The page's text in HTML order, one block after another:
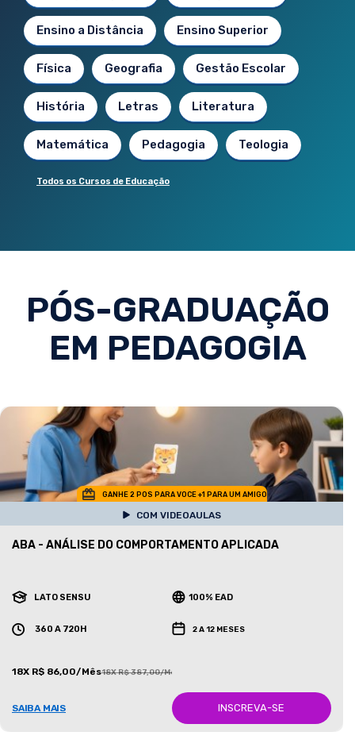
Ensino a Distância Ensino Superior
Física Geografia Gestão Escolar
História Letras Literatura
Matemática Pedagogia Teologia
Todos os Cursos de Educação
PÓS-GRADUAÇÃO
EM PEDAGOGIA
GANHE 2 POS PARA VOCE +1 PARA UM AMIGO
COM VIDEOAULAS
ABA - ANÁLISE DO COMPORTAMENTO APLICADA
LATO SENSU 100% EAD
360 A 720H 2 A 12 MESES
18X R$ 86,00/Mês18X R$ 387,00/Mês
SAIBA MAIS INSCREVA-SE